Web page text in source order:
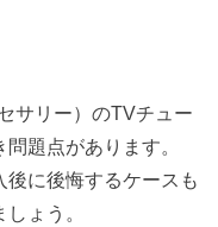
サリー）のTVチュー
題点があります。
後に後悔するケースも
ょう。